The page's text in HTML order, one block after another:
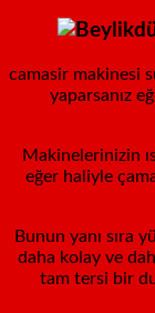
camasir makinesi
yaparsanız
Makinelerinizin
eğer haliyle
Bunun yanı sıra
daha kolay ve
tam tersi bir